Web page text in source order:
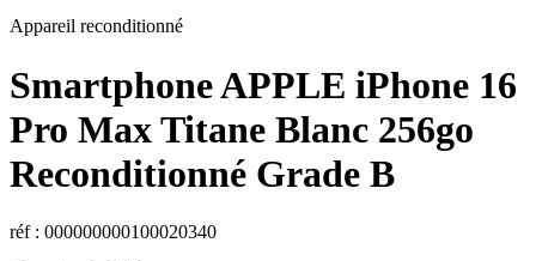
Appareil reconditionné
SmartphoneAPPLE iPhone 16
Pro Max Titane Blanc 256go
Reconditionné Grade B
réf : 000000000100020340